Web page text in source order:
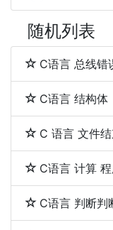
随机列表
C语言 总线错误
C语言 结构体
C 语言 文件结
C语言 计算
C语言 判断判